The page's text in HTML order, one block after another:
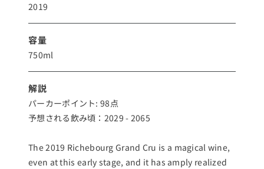
2019
容量
750ml
解説
パーカーポイント: 98点
予想される飲み頃：2029 - 2065
The 2019 Richebourg Grand Cru is a magical wine,
even at this early stage, and it has amply realized